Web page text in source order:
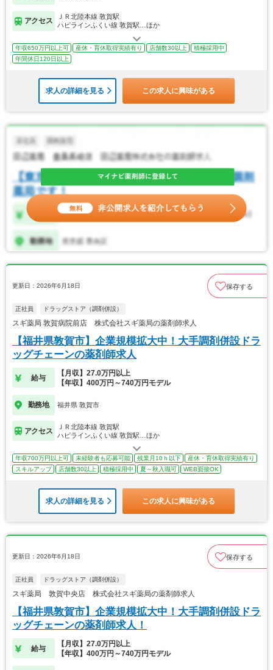
アクセス
ＪＲ北陸本線 敦賀駅
ハピラインふくい線 敦賀駅…ほか
年収650万円以上可 産休・育休取得実績有り 店舗数30以上
積極採用中
年間休日120日以上
求人の詳細を見る この求人に興味がある
更新日：2026年6月18日 保存する
正社員 ドラッグストア（調剤併設）
スギ薬局 敦賀病院前店 株式会社スギ薬局の薬剤師求人
【福井県敦賀市】企業規模拡大中！大手調剤併設ドラ
ッグチェーンの薬剤師求人
給与
【月収】27.0万円以上
【年収】400万円～740万円モデル
勤務地 福井県 敦賀市
アクセス
ＪＲ北陸本線 敦賀駅
ハピラインふくい線 敦賀駅…ほか
年収700万円以上可 未経験者も応募可能 残業月10ｈ以下
産休・育休取得実績有り
スキルアップ
店舗数30以上 積極採用中 夏～秋入職可 WEB面接OK
求人の詳細を見る この求人に興味がある
更新日：2026年6月18日 保存する
正社員 ドラッグストア（調剤併設）
スギ薬局 敦賀中央店 株式会社スギ薬局の薬剤師求人
【福井県敦賀市】企業規模拡大中！大手調剤併設ドラ
ッグチェーンの薬剤師求人！
給与
【月収】27.0万円以上
【年収】400万円～740万円モデル